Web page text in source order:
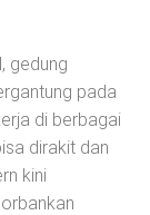
gedung
pada
di berbagai
dirakit dan
kini